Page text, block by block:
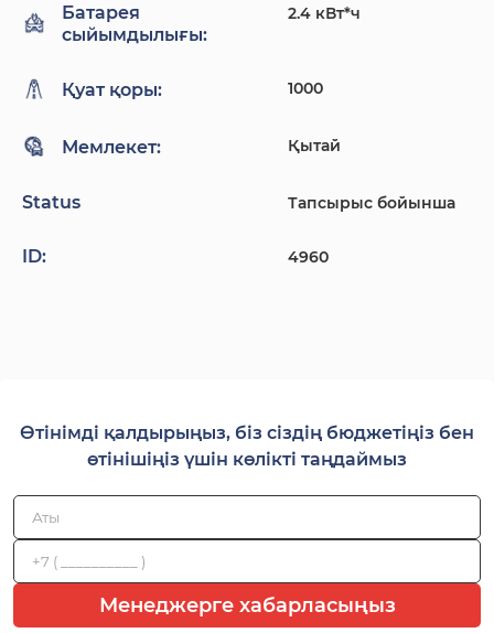
Батарея
сыйымдылығы:
2.4 кВт*ч
Қуат қоры: 1000
Мемлекет: Қытай
Status Тапсырыс бойынша
ID: 4960
Өтінімді қалдырыңыз, біз сіздің бюджетіңіз бен
өтінішіңіз үшін көлікті таңдаймыз
Менеджерге хабарласыңыз